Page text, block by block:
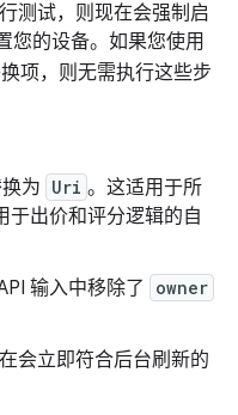
测试，则现在会强制启
您的设备。如果您使用
项，则无需执行这些步
为 Uri 。这适用于所
于出价和评分逻辑的自
输入中移除了
owner
会立即符合后台刷新的